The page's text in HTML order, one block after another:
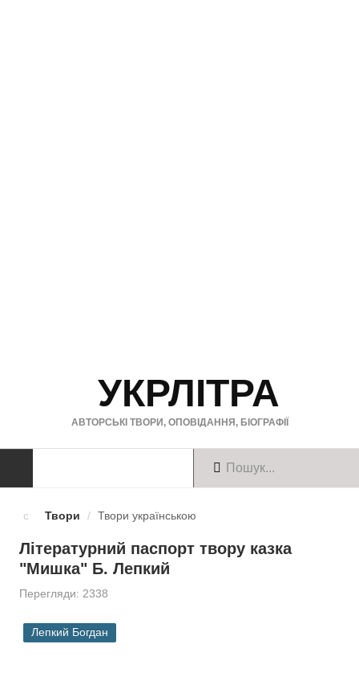
УКРЛІТРА
АВТОРСЬКІ ТВОРИ, ОПОВІДАННЯ, БІОГРАФІЇ
Твори українською
Твори англійською
БІОГРАФІЇ
Твори / Твори українською
Літературний паспорт твору казка
"Мишка" Б. Лепкий
Перегляди: 2338
Лепкий Богдан